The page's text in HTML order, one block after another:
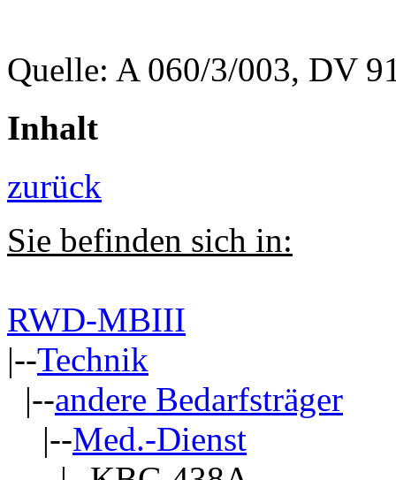
Quelle: A 060/3/003, DV
Inhalt
zurück
Sie befinden sich in:
RWD-MBIII
|--Technik
|--andere Bedarfsträger
|--Med.-Dienst